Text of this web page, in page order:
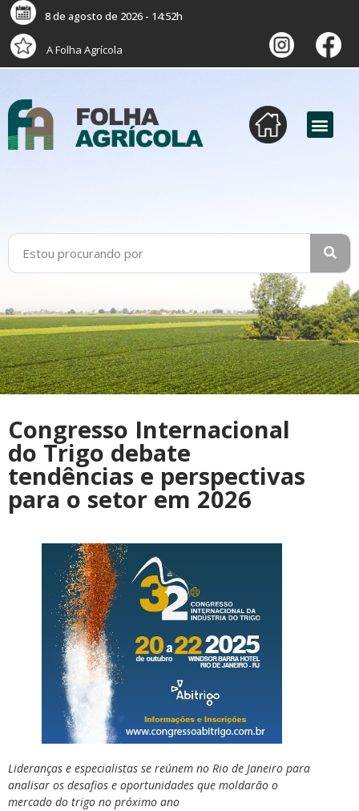
8 de agosto de 2026 - 14:52h
A Folha Agrícola
Congresso Internacional
do Trigo debate
tendências e perspectivas
para o setor em 2026
Lideranças e especialistas se reúnem no Rio de Janeiro para
analisar os desafios e oportunidades que moldarão o
mercado do trigo no próximo ano